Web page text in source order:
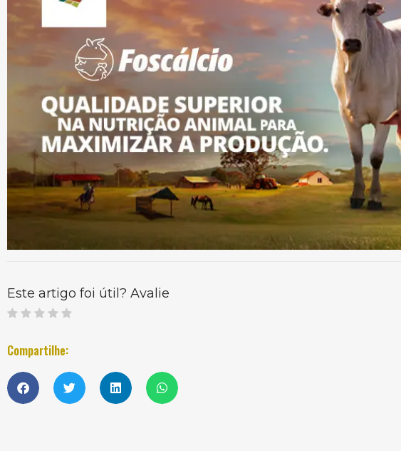
Este artigo foi útil? Avalie
Compartilhe: